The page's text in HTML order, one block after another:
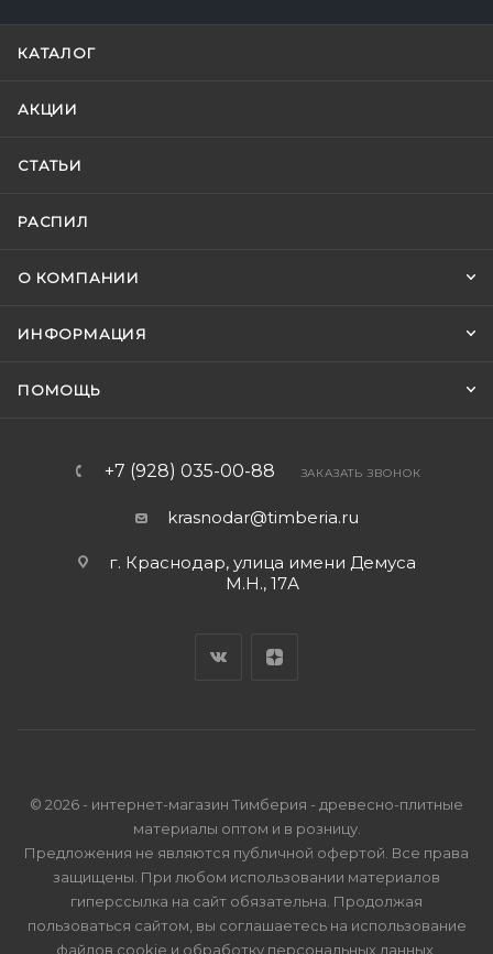
КАТАЛОГ
АКЦИИ
СТАТЬИ
РАСПИЛ
О КОМПАНИИ
ИНФОРМАЦИЯ
ПОМОЩЬ
+7 (928) 035-00-88 ЗАКАЗАТЬ ЗВОНОК
krasnodar@timberia.ru
г. Краснодар, улица имени Демуса
М.Н., 17А
© 2026 - интернет-магазин Тимберия - древесно-плитные
материалы оптом и в розницу.
Предложения не являются публичной офертой. Все права
защищены. При любом использовании материалов
гиперссылка на сайт обязательна. Продолжая
пользоваться сайтом, вы соглашаетесь на использование
файлов cookie и обработку персональных данных